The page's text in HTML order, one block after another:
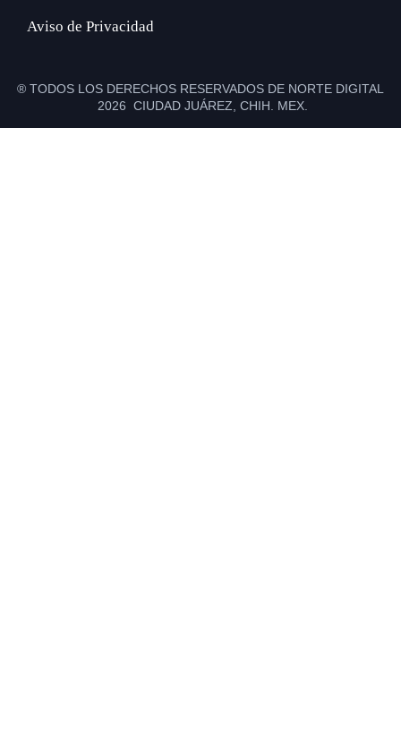
Aviso de Privacidad
® TODOS LOS DERECHOS RESERVADOS DE NORTE DIGITAL
2026 CIUDAD JUÁREZ, CHIH. MEX.